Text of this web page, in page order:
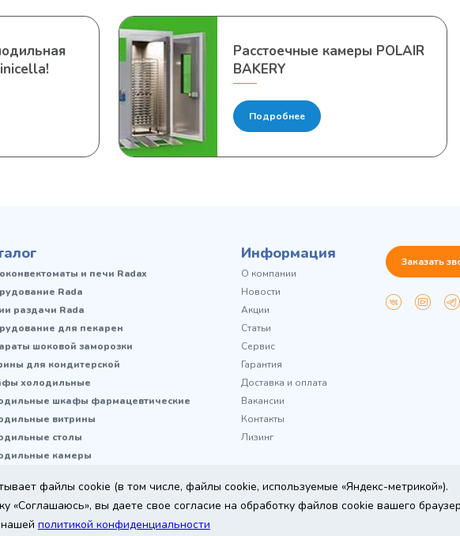
файлы cookie (в том числе, файлы cookie, используемые «Яндекс-метрикой»).
«Соглашаюсь», вы даете свое согласие на обработку файлов cookie вашего
нашей политикой конфиденциальности
Расстоечные камеры POLAIR
BAKERY
Подробнее
и печи Radax
Rada
раздачи Rada
для пекарен
шоковой заморозки
для кондитерской
холодильные
шкафы фармацевтические
витрины
столы
камеры
FoodLine
Информация
О компании
Новости
Акции
Статьи
Сервис
Гарантия
Доставка и оплата
Вакансии
Контакты
Лизинг
Заказать